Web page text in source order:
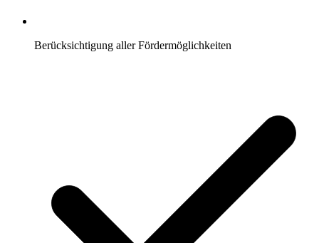
Berücksichtigung aller Fördermöglichkeiten